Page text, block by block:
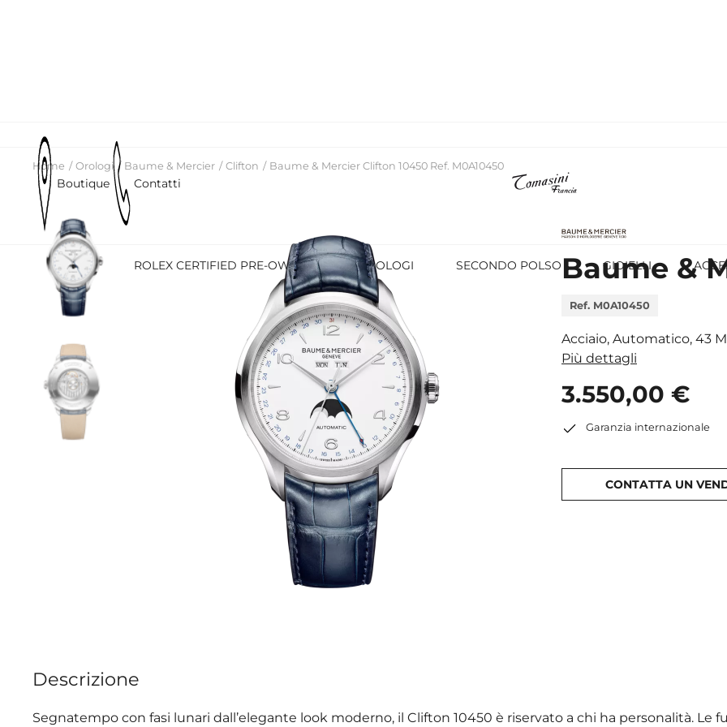
Boutique Contatti
ROLEX ROLEX CERTIFIED PRE-OWNED OROLOGI SECONDO POLSO GIOIELLI
Home Orologi Baume & Mercier Clifton Baume & Mercier Clifton 10450 Ref. M0A10450
Baume &
Ref. M0A10450
Acciaio, Automatico, 43
Più dettagli
3.550,00 €
Garanzia internazionale
CONTATTA UN
Descrizione
Segnatempo con fasi lunari dall’elegante look moderno, il Clifton 10450 è riservato a chi ha personalità. Le